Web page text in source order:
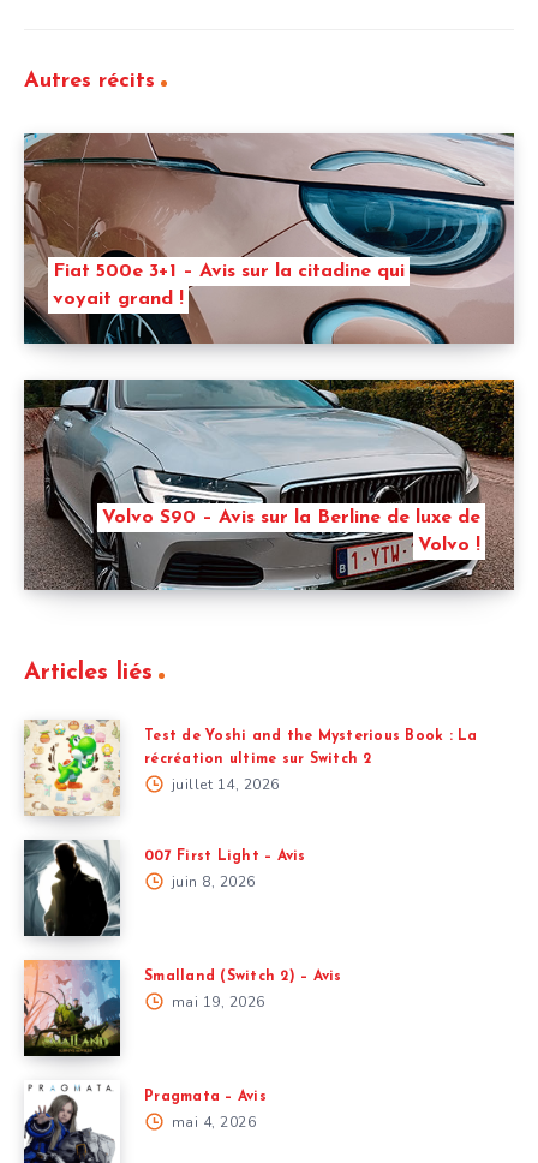
Autres récits
Fiat 500e 3+1 – Avis sur la citadine qui
voyait grand !
Volvo S90 – Avis sur la Berline de luxe de
Volvo !
Articles liés
Test de Yoshi and the Mysterious Book : La
récréation ultime sur Switch 2
juillet 14, 2026
007 First Light – Avis
juin 8, 2026
Smalland (Switch 2) – Avis
mai 19, 2026
Pragmata – Avis
mai 4, 2026